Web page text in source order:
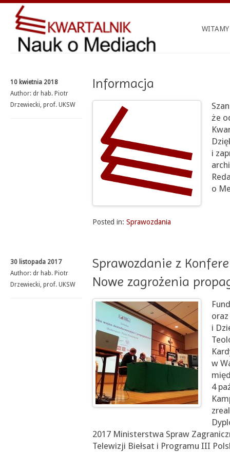
WITAMY
10 kwietnia 2018
Author: dr hab. Piotr
Drzewiecki, prof. UKSW
Informacja
że
i
o
Posted in: Sprawozdania
30 listopada 2017
Author: dr hab. Piotr
Drzewiecki, prof. UKSW
Sprawozdanie z
Nowe zagrożenia
i
w
4
2017 Ministerstwa Spraw
Telewizji Biełsat i Programu III